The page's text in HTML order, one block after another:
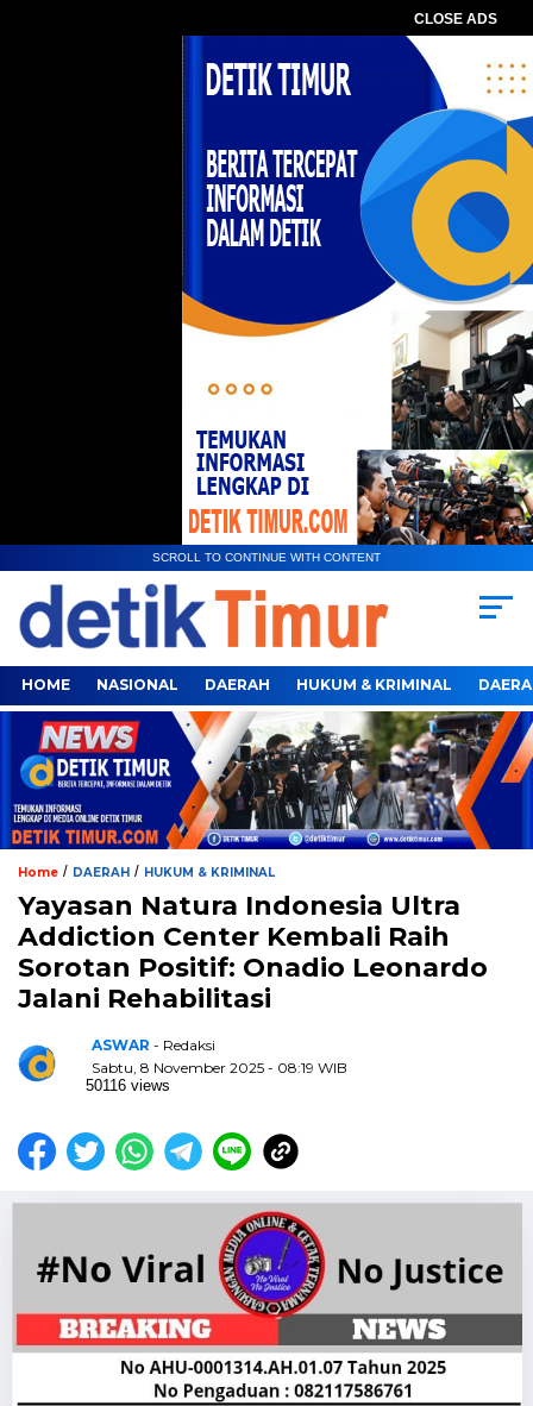
CLOSE ADS
SCROLL TO CONTINUE WITH CONTENT
HOME NASIONAL DAERAH HUKUM & KRIMINAL
Home / DAERAH / HUKUM & KRIMINAL
Yayasan Natura Indonesia Ultra
Addiction Center Kembali Raih
Sorotan Positif: Onadio Leonardo
Jalani Rehabilitasi
ASWAR - Redaksi
Sabtu, 8 November 2025 - 08:19 WIB
50116 views